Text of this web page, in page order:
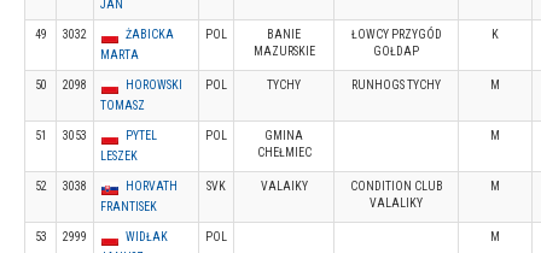
JAN
49 3032
ŻABICKA
MARTA
POL
BANIE
MAZURSKIE
ŁOWCY PRZYGÓD
GOŁDAP
K
50 2098
HOROWSKI
TOMASZ
POL TYCHY RUNHOGS TYCHY M
51 3053
PYTEL
LESZEK
POL
GMINA
CHEŁMIEC
M
52 3038
HORVATH
FRANTISEK
SVK VALAIKY
CONDITION CLUB
VALALIKY
M
53 2999
WIDŁAK
POL M